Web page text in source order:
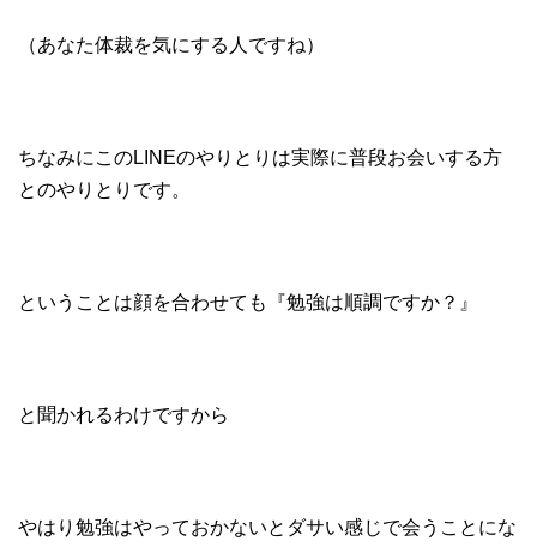
（あなた体裁を気にする人ですね）
ちなみにこのLINEのやりとりは実際に普段お会いする方
とのやりとりです。
ということは顔を合わせても『勉強は順調ですか？』
と聞かれるわけですから
やはり勉強はやっておかないとダサい感じで会うことにな